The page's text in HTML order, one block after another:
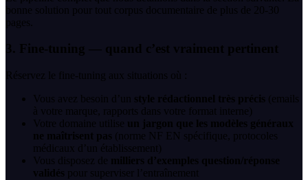
bonne solution pour tout corpus documentaire de plus de 20-30
pages.
3. Fine-tuning — quand c’est vraiment pertinent
Réservez le fine-tuning aux situations où :
Vous avez besoin d’un style rédactionnel très précis (emails
à votre marque, rapports dans votre format interne)
Votre domaine utilise un jargon que les modèles généraux
ne maîtrisent pas (norme NF EN spécifique, protocoles
médicaux d’un établissement)
Vous disposez de milliers d’exemples question/réponse
validés pour superviser l’entraînement